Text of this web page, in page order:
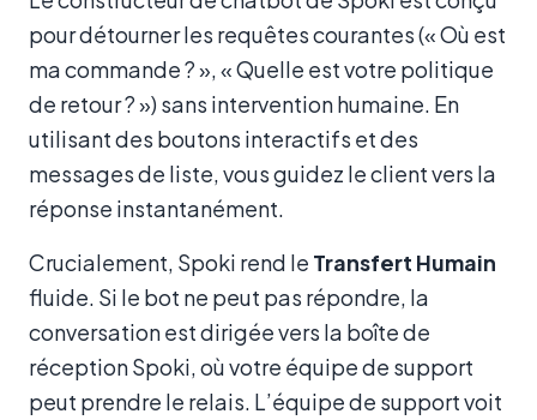
pour détourner les requêtes courantes (« Où est
ma commande ? », « Quelle est votre politique
de retour ? ») sans intervention humaine. En
utilisant des boutons interactifs et des
messages de liste, vous guidez le client vers la
réponse instantanément.
Crucialement, Spoki rend le Transfert Humain
fluide. Si le bot ne peut pas répondre, la
conversation est dirigée vers la boîte de
réception Spoki, où votre équipe de support
peut prendre le relais. L’équipe de support voit